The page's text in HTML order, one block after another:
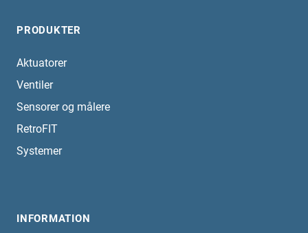
PRODUKTER
Aktuatorer
Ventiler
Sensorer og målere
RetroFIT
Systemer
INFORMATION